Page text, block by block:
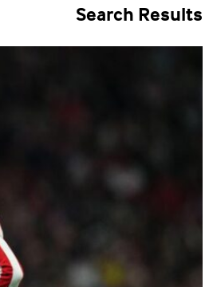
Search Results